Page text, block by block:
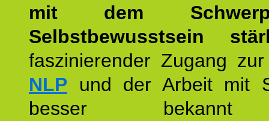
mit dem
Selbstbewusstsein
faszinierender Zugang
NLP und der Arbeit mit
besser